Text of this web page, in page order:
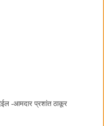
-आमदार प्रशांत ठाकूर